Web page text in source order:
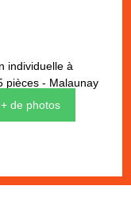
+ de photos